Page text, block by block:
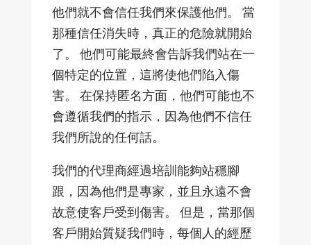
他們就不會信任我們來保護他們。 當
那種信任消失時，真正的危險就開始
了。 他們可能最終會告訴我們站在一
個特定的位置，這將使他們陷入傷
害。 在保持匿名方面，他們可能也不
會遵循我們的指示，因為他們不信任
我們所說的任何話。
我們的代理商經過培訓能夠站穩腳
跟，因為他們是專家，並且永遠不會
故意使客戶受到傷害。 但是，當那個
客戶開始質疑我們時，每個人的經歷